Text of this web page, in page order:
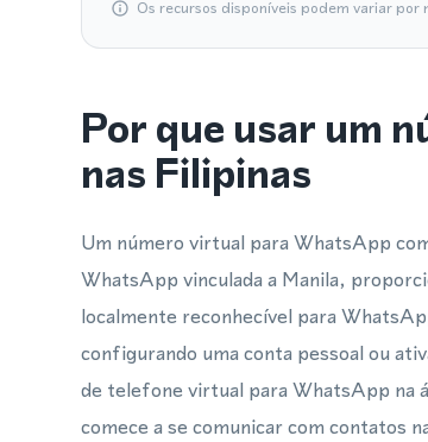
Os recursos disponíveis podem variar
Por que usar um
nas Filipinas
Um número virtual para WhatsApp
WhatsApp vinculada a Manila,
localmente reconhecível para
configurando uma conta pessoal ou
de telefone virtual para WhatsApp na
comece a se comunicar com contatos